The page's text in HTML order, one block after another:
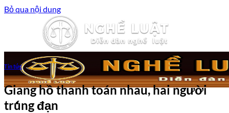
Bỏ qua nội dung
Tin tức
Giang hồ thanh toán nhau, hai người
trúng đạn